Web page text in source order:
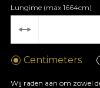
Lungime (max 1664cm)
Centimeters
Wij raden aan om zowel